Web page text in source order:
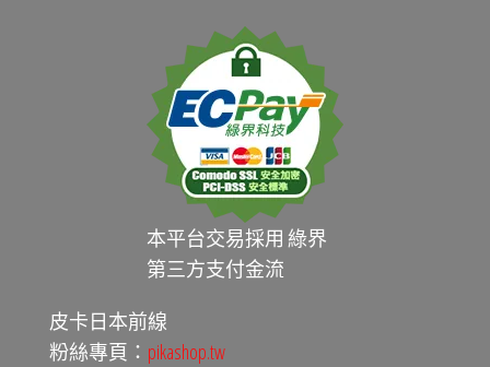
本平台交易採用 綠界
第三方支付金流
皮卡日本前線
粉絲專頁： pikashop.tw